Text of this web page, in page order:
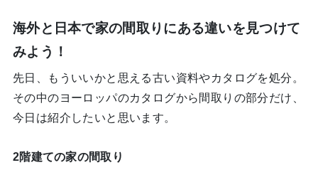
海外と日本で家の間取りにある違いを見つけて
みよう！
先日、もういいかと思える古い資料やカタログを処分。
その中のヨーロッパのカタログから間取りの部分だけ、
今日は紹介したいと思います。
2階建ての家の間取り